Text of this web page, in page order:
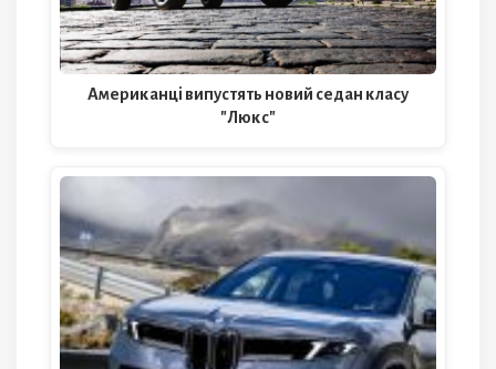
Американці випустять новий седан класу
"Люкс"